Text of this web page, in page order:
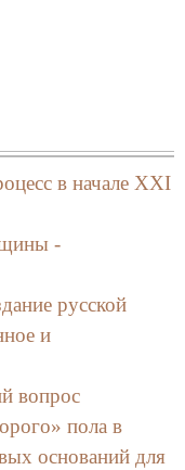
в начале XXI
-
русской
и
вопрос
пола в
оснований для